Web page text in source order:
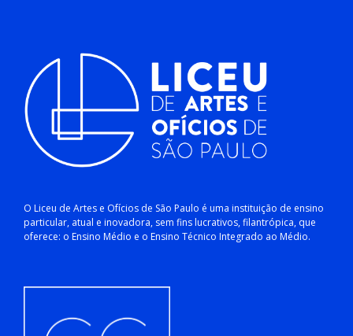
O Liceu de Artes e Ofícios de São Paulo é uma instituição de ensino
particular, atual e inovadora, sem fins lucrativos, filantrópica, que
oferece: o Ensino Médio e o Ensino Técnico Integrado ao Médio.